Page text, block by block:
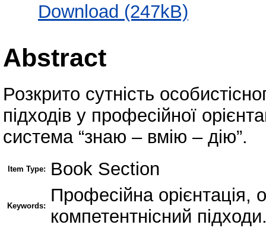
Download (247kB)
Abstract
Розкрито сутність
підходів у професійної
система “знаю – вмію – дію”.
Item Type: Book Section
Keywords:
Професійна орієнтація,
компетентнісний